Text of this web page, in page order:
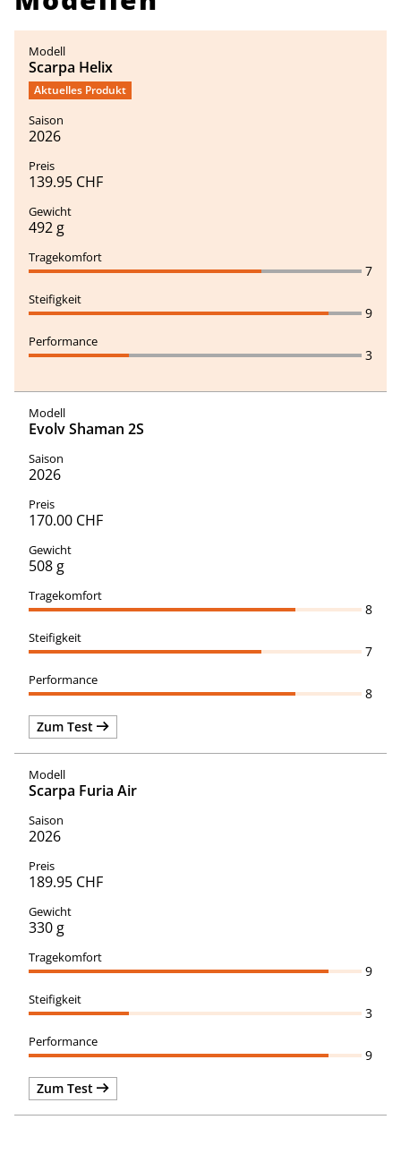
Scarpa Helix
Aktuelles Produkt
2026
139.95 CHF
492 g
7
9
3
Evolv Shaman 2S
2026
170.00 CHF
508 g
8
7
8
Zum Test
Scarpa Furia Air
2026
189.95 CHF
330 g
9
3
9
Zum Test